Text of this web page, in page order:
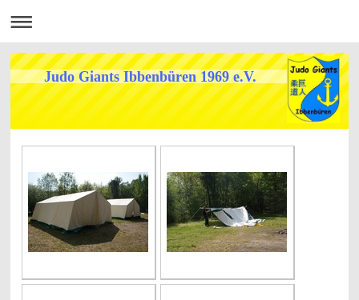
Judo Giants Ibbenbüren 1969 e.V.